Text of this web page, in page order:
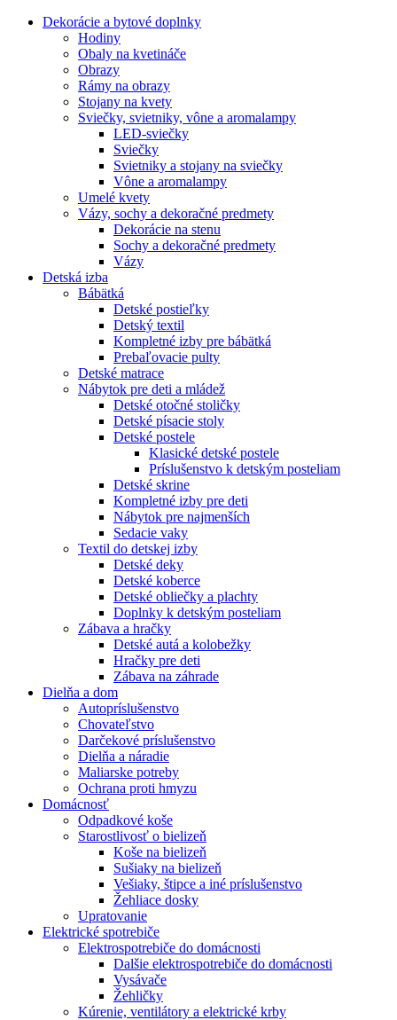
Dekorácie a bytové doplnky
Hodiny
Obaly na kvetináče
Obrazy
Rámy na obrazy
Stojany na kvety
Sviečky, svietniky, vône a aromalampy
LED-sviečky
Sviečky
Svietniky a stojany na sviečky
Vône a aromalampy
Umelé kvety
Vázy, sochy a dekoračné predmety
Dekorácie na stenu
Sochy a dekoračné predmety
Vázy
Detská izba
Bábätká
Detské postieľky
Detský textil
Kompletné izby pre bábätká
Prebaľovacie pulty
Detské matrace
Nábytok pre deti a mládež
Detské otočné stoličky
Detské písacie stoly
Detské postele
Klasické detské postele
Príslušenstvo k detským posteliam
Detské skrine
Kompletné izby pre deti
Nábytok pre najmenších
Sedacie vaky
Textil do detskej izby
Detské deky
Detské koberce
Detské obliečky a plachty
Doplnky k detským posteliam
Zábava a hračky
Detské autá a kolobežky
Hračky pre deti
Zábava na záhrade
Dielňa a dom
Autopríslušenstvo
Chovateľstvo
Darčekové príslušenstvo
Dielňa a náradie
Maliarske potreby
Ochrana proti hmyzu
Domácnosť
Odpadkové koše
Starostlivosť o bielizeň
Koše na bielizeň
Sušiaky na bielizeň
Vešiaky, štipce a iné príslušenstvo
Žehliace dosky
Upratovanie
Elektrické spotrebiče
Elektrospotrebiče do domácnosti
Dalšie elektrospotrebiče do domácnosti
Vysávače
Žehličky
Kúrenie, ventilátory a elektrické krby